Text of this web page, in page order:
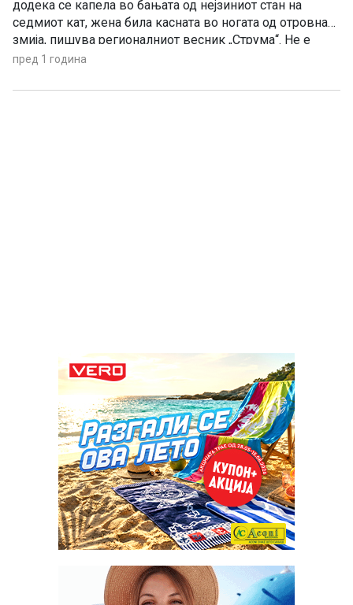
додека се капела во бањата од нејзиниот стан на
седмиот кат, жена била касната во ногата од отровна
змија, пишува регионалниот весник „Струма“. Не е
познато како се нашла змијата во станот, а
хоспитализирана во болницата во Петрич. Лекарите од
пред 1 година